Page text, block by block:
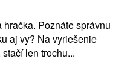
Poznáte správnu
aj vy? Na vyriešenie
len trochu...